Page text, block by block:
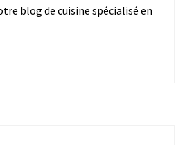
blog de cuisine spécialisé en